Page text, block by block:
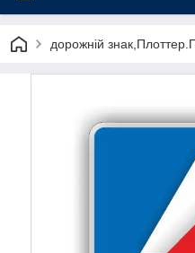
дорожній